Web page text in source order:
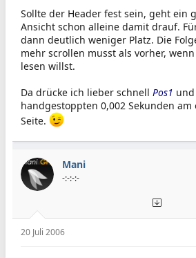
Sollte der Header fest sein, geht ein
Ansicht schon alleine damit drauf.
dann deutlich weniger Platz. Die
mehr scrollen musst als vorher,
lesen willst.
Da drücke ich lieber schnell Pos1
handgestoppten 0,002 Sekunden
Seite.
Mani
-:-:-:-
20 Juli 2006